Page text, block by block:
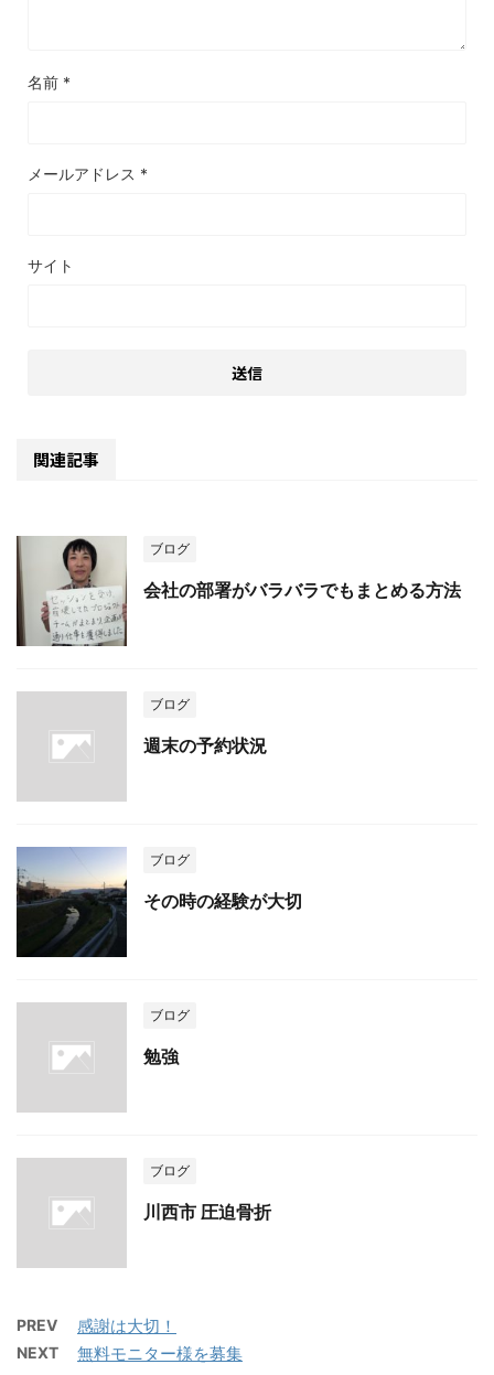
名前 *
メールアドレス *
サイト
関連記事
ブログ
会社の部署がバラバラでもまとめる方法
ブログ
週末の予約状況
ブログ
その時の経験が大切
ブログ
勉強
ブログ
川西市 圧迫骨折
PREV 感謝は大切！
NEXT 無料モニター様を募集